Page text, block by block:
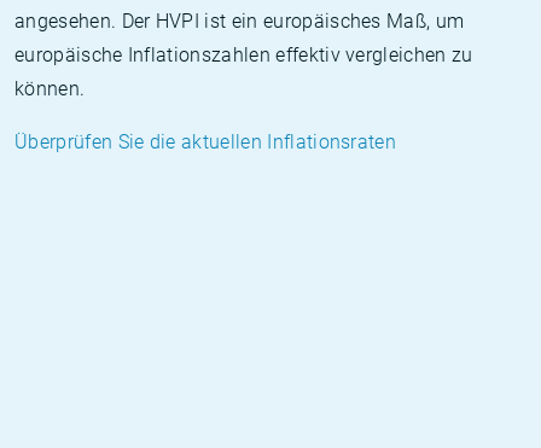
angesehen. Der HVPI ist ein europäisches Maß, um
europäische Inflationszahlen effektiv vergleichen zu
können.
Überprüfen Sie die aktuellen Inflationsraten